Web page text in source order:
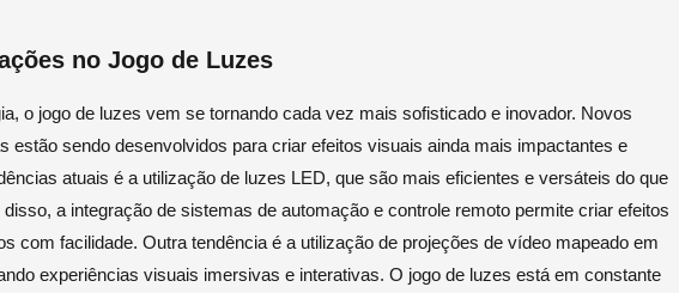
no Jogo de Luzes
o jogo de luzes vem se tornando cada vez mais sofisticado e inovador. Novos
estão sendo desenvolvidos para criar efeitos visuais ainda mais impactantes e
atuais é a utilização de luzes LED, que são mais eficientes e versáteis do que
a integração de sistemas de automação e controle remoto permite criar efeitos
com facilidade. Outra tendência é a utilização de projeções de vídeo mapeado em
experiências visuais imersivas e interativas. O jogo de luzes está em constante